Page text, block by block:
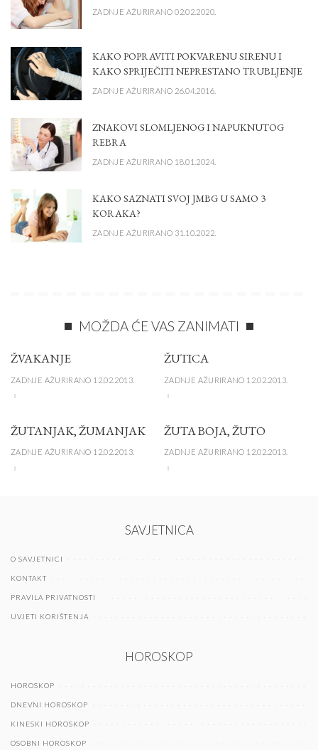
ZADNJE AŽURIRANO 02.02.2020.
KAKO POPRAVITI POKVARENU SIRENU I
KAKO SPRIJEČITI NEPRESTANO TRUBLJENJE
ZADNJE AŽURIRANO 26.04.2016.
ZNAKOVI SLOMLJENOG I NAPUKNUTOG
REBRA
ZADNJE AŽURIRANO 18.01.2024.
KAKO SAZNATI SVOJ JMBG U SAMO 3
KORAKA?
ZADNJE AŽURIRANO 31.10.2022.
MOŽDA ĆE VAS ZANIMATI
ŽVAKANJE
ZADNJE AŽURIRANO 12.02.2013.
ŽUTICA
ZADNJE AŽURIRANO 12.02.2013.
ŽUTANJAK, ŽUMANJAK
ZADNJE AŽURIRANO 12.02.2013.
ŽUTA BOJA, ŽUTO
ZADNJE AŽURIRANO 12.02.2013.
SAVJETNICA
O SAVJETNICI
KONTAKT
PRAVILA PRIVATNOSTI
UVJETI KORIŠTENJA
HOROSKOP
HOROSKOP
DNEVNI HOROSKOP
KINESKI HOROSKOP
OSOBNI HOROSKOP